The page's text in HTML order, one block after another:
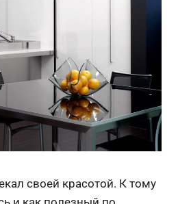
своей красотой. К тому